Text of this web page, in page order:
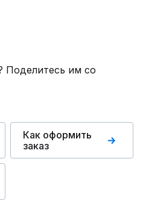
Поделитесь им со
Как оформить
заказ